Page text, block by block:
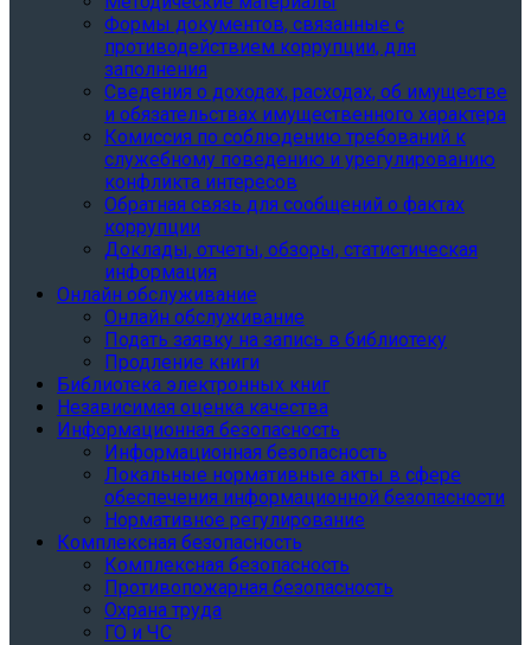
Формы документов, связанные с
противодействием коррупции, для
заполнения
Сведения о доходах, расходах, об имуществе
и обязательствах имущественного характера
Комиссия по соблюдению требований к
служебному поведению и урегулированию
конфликта интересов
Обратная связь для сообщений о фактах
коррупции
Доклады, отчеты, обзоры, статистическая
информация
Онлайн обслуживание
Онлайн обслуживание
Подать заявку на запись в библиотеку
Продление книги
Библиотека электронных книг
Независимая оценка качества
Информационная безопасность
Информационная безопасность
Локальные нормативные акты в сфере
обеспечения информационной безопасности
Нормативное регулирование
Комплексная безопасность
Комплексная безопасность
Противопожарная безопасность
Охрана труда
ГО и ЧС